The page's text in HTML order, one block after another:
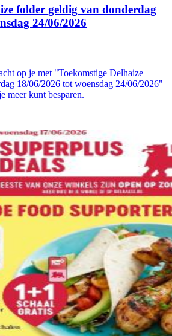
folder geldig van donderdag
24/06/2026
op je met "Toekomstige Delhaize
18/06/2026 tot woensdag 24/06/2026"
meer kunt besparen.